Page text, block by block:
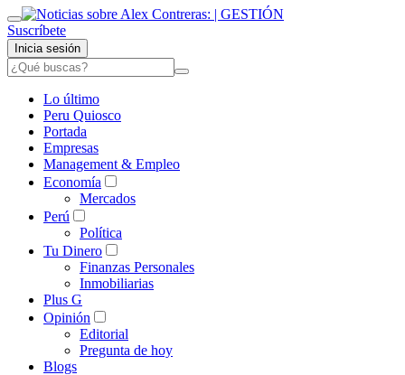
Suscríbete
Inicia sesión
Lo último
Peru Quiosco
Portada
Empresas
Management & Empleo
Economía
Mercados
Perú
Política
Tu Dinero
Finanzas Personales
Inmobiliarias
Plus G
Opinión
Editorial
Pregunta de hoy
Blogs